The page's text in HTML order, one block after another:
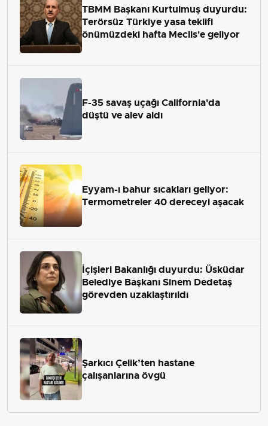
TBMM Başkanı Kurtulmuş duyurdu:
Terörsüz Türkiye yasa teklifi
önümüzdeki hafta Meclis'e geliyor
F-35 savaş uçağı California'da
düştü ve alev aldı
Eyyam-ı bahur sıcakları geliyor:
Termometreler 40 dereceyi aşacak
İçişleri Bakanlığı duyurdu: Üsküdar
Belediye Başkanı Sinem Dedetaş
görevden uzaklaştırıldı
Şarkıcı Çelik’ten hastane
çalışanlarına övgü